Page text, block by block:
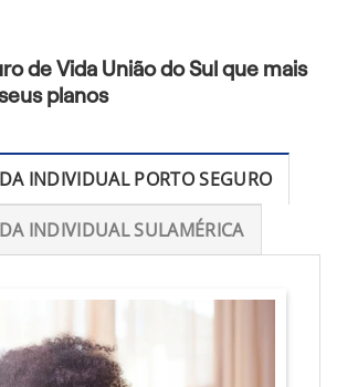
de Vida União do Sul que mais
planos
INDIVIDUAL PORTO SEGURO
INDIVIDUAL SULAMÉRICA